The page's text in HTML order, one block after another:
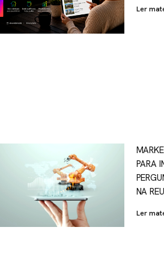
Ler
PARA
NA
Ler